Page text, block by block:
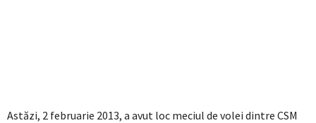
Astăzi, 2 februarie 2013, a avut loc meciul de volei dintre CSM